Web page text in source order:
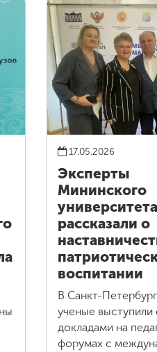
17.05.2026
Эксперты
Мининского
университета
рассказали о
воспитании
В Санкт-
ученые выступили
докладами на
форумах с